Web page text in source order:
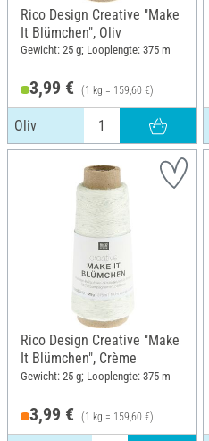
Rico Design Creative "Make
It Blümchen", Oliv
Gewicht: 25 g; Looplengte: 375 m
3,99 € (1 kg = 159,60 €)
Oliv
Rico Design Creative "Make
It Blümchen", Crème
Gewicht: 25 g; Looplengte: 375 m
3,99 € (1 kg = 159,60 €)